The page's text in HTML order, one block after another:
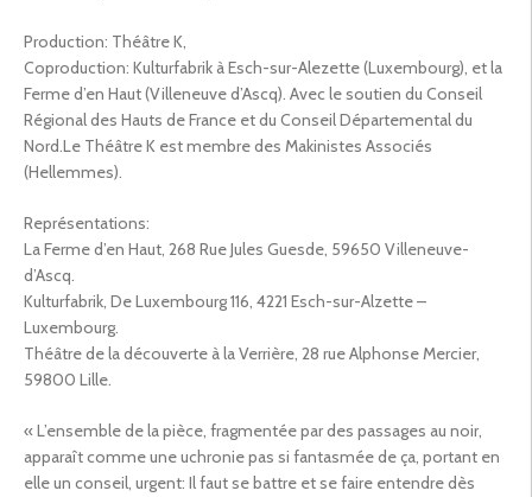
Production: Théâtre K,
Coproduction: Kulturfabrik à Esch-sur-Alezette (Luxembourg), et la
Ferme d’en Haut (Villeneuve d’Ascq). Avec le soutien du Conseil
Régional des Hauts de France et du Conseil Départemental du
Nord.Le Théâtre K est membre des Makinistes Associés
(Hellemmes).
Représentations:
La Ferme d’en Haut, 268 Rue Jules Guesde, 59650 Villeneuve-
d’Ascq.
Kulturfabrik, De Luxembourg 116, 4221 Esch-sur-Alzette –
Luxembourg.
Théâtre de la découverte à la Verrière, 28 rue Alphonse Mercier,
59800 Lille.
« L’ensemble de la pièce, fragmentée par des passages au noir,
apparaît comme une uchronie pas si fantasmée de ça, portant en
elle un conseil, urgent: Il faut se battre et se faire entendre dès